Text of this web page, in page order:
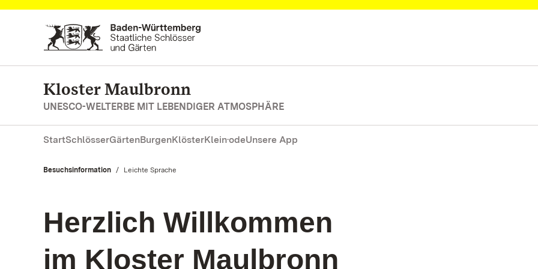
Zum Hauptinhalt springen
Kloster Maulbronn
UNESCO-WELTERBE MIT LEBENDIGER ATMOSPHÄRE
StartSchlösserGärtenBurgenKlösterKlein·odeUnsere App
Besuchsinformation Aktuell:
Leichte Sprache
Herzlich Willkommen
im Kloster Maulbronn